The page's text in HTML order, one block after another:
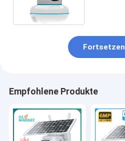
Fortsetzen
Empfohlene Produkte